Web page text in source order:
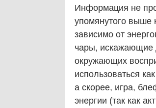
Информация не
упомянутого выше
зависимо от
чары, искажающие
окружающих
использоваться
а скорее, игра,
энергии (так как